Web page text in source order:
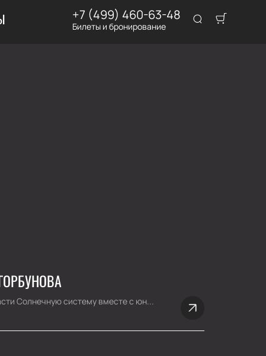
+7 (499) 460-63-48
Билеты и бронирование
Солнечную систему вместе с юн...